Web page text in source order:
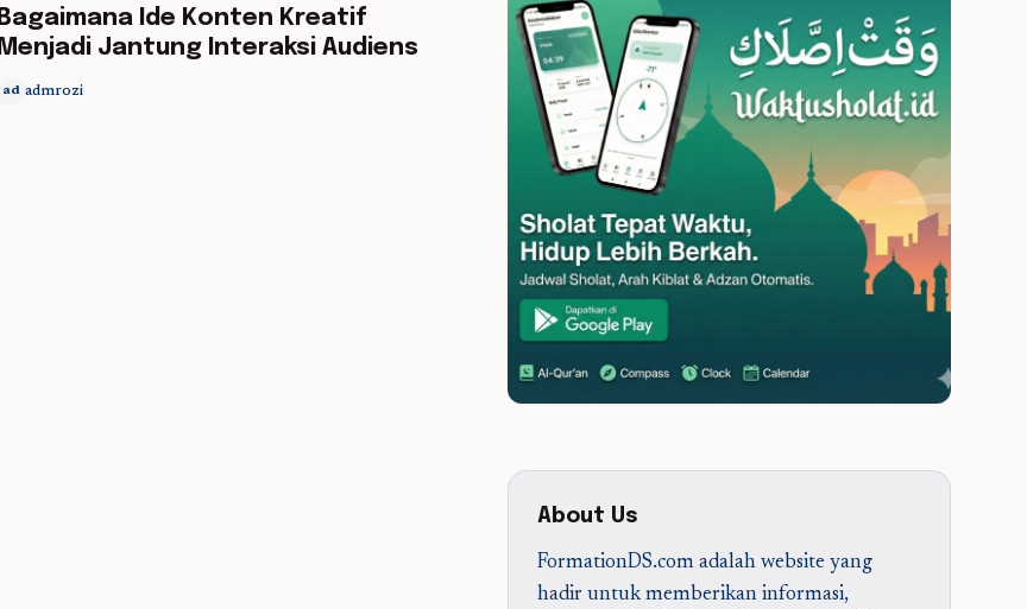
Bagaimana Ide Konten Kreatif
Menjadi Jantung Interaksi Audiens
ad admrozi
About Us
FormationDS.com adalah website yang
hadir untuk memberikan informasi,